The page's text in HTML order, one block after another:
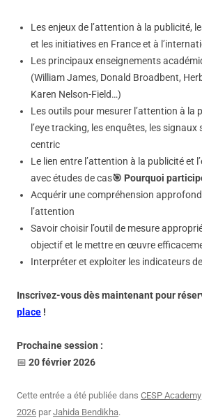
Les enjeux de l’attention à la publicité,
et les initiatives en France et à
Les principaux enseignements
(William James, Donald Broadbent,
Karen Nelson-Field…)
Les outils pour mesurer l’attention à la
l’eye tracking, les enquêtes, les signaux
centric
Le lien entre l’attention à la publicité et
avec études de cas🎯 Pourquoi
Acquérir une compréhension
l’attention
Savoir choisir l’outil de mesure
objectif et le mettre en œuvre
Interpréter et exploiter les indicateurs
Inscrivez-vous dès maintenant pour
place !
Prochaine session :
📅 20 février 2026
Cette entrée a été publiée dans CESP Academy
2026 parJahida Bendikha.